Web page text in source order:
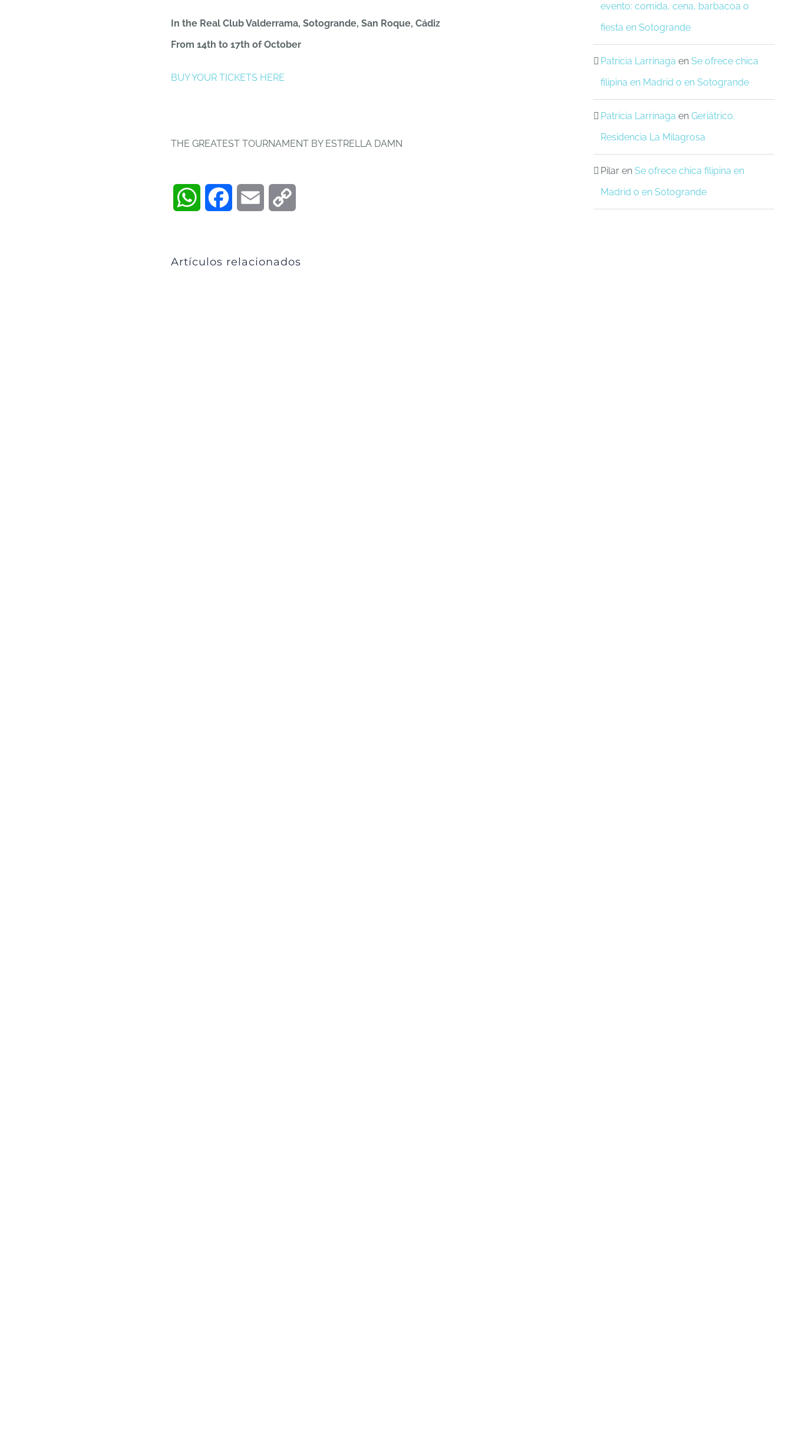
In the Real Club Valderrama, Sotogrande, San Roque, Cádiz
From 14th to 17th of October
BUY YOUR TICKETS HERE
THE GREATEST TOURNAMENT BY ESTRELLA DAMN
WhatsAppFacebookEmail
Artículos relacionados
evento: comida, cena, barbacoa o
fiesta en Sotogrande
Patricia Larrinaga en Se ofrece chica
filipina en Madrid o en Sotogrande
Patricia Larrinaga en Geriátrico.
Residencia La Milagrosa
Pilaren Se ofrece chica filipina en
Madrid o en Sotogrande